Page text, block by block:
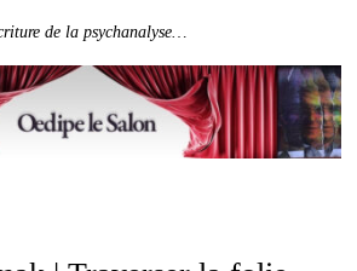
de la psychanalyse…